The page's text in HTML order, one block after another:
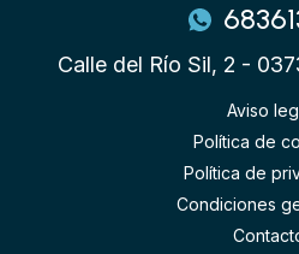
Calle del Río Sil, 2 -
Aviso
Política de
Política de
Condiciones